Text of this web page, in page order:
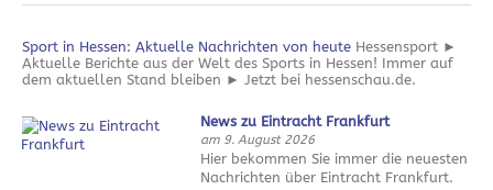
Sport in Hessen: Aktuelle Nachrichten von heute Hessensport ►
Aktuelle Berichte aus der Welt des Sports in Hessen! Immer auf
dem aktuellen Stand bleiben ► Jetzt bei hessenschau.de.
News zu Eintracht Frankfurt
am 9. August 2026
Hier bekommen Sie immer die neuesten
Nachrichten über Eintracht Frankfurt.